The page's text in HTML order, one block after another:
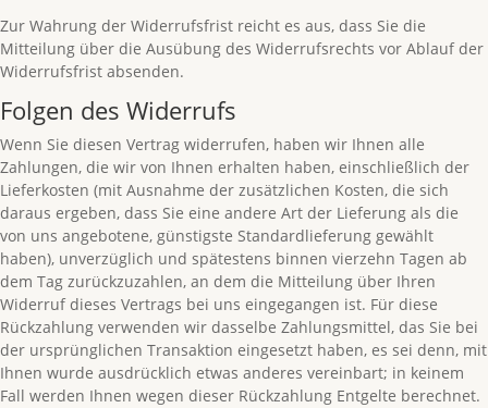
Zur Wahrung der Widerrufsfrist reicht es aus, dass Sie die
Mitteilung über die Ausübung des Widerrufsrechts vor Ablauf der
Widerrufsfrist absenden.
Folgen des Widerrufs
Wenn Sie diesen Vertrag widerrufen, haben wir Ihnen alle
Zahlungen, die wir von Ihnen erhalten haben, einschließlich der
Lieferkosten (mit Ausnahme der zusätzlichen Kosten, die sich
daraus ergeben, dass Sie eine andere Art der Lieferung als die
von uns angebotene, günstigste Standardlieferung gewählt
haben), unverzüglich und spätestens binnen vierzehn Tagen ab
dem Tag zurückzuzahlen, an dem die Mitteilung über Ihren
Widerruf dieses Vertrags bei uns eingegangen ist. Für diese
Rückzahlung verwenden wir dasselbe Zahlungsmittel, das Sie bei
der ursprünglichen Transaktion eingesetzt haben, es sei denn, mit
Ihnen wurde ausdrücklich etwas anderes vereinbart; in keinem
Fall werden Ihnen wegen dieser Rückzahlung Entgelte berechnet.